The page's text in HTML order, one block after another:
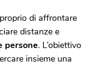
di affrontare
distanze e
persone. L’obiettivo
insieme una